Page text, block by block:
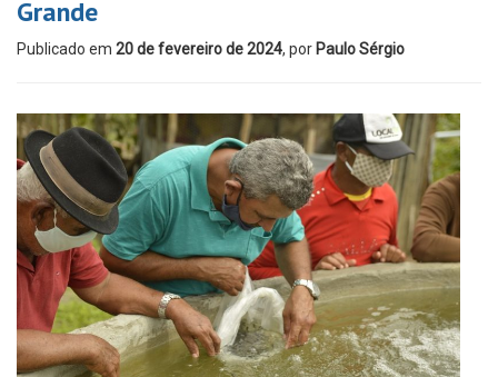
Grande
Publicado em 20 de fevereiro de 2024, por Paulo Sérgio